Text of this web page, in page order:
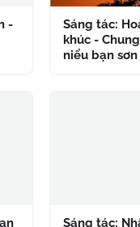
-
Sáng tác:
khúc -
niểu bạn
Sáng tác: